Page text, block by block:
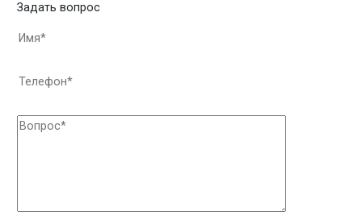
Задать вопрос